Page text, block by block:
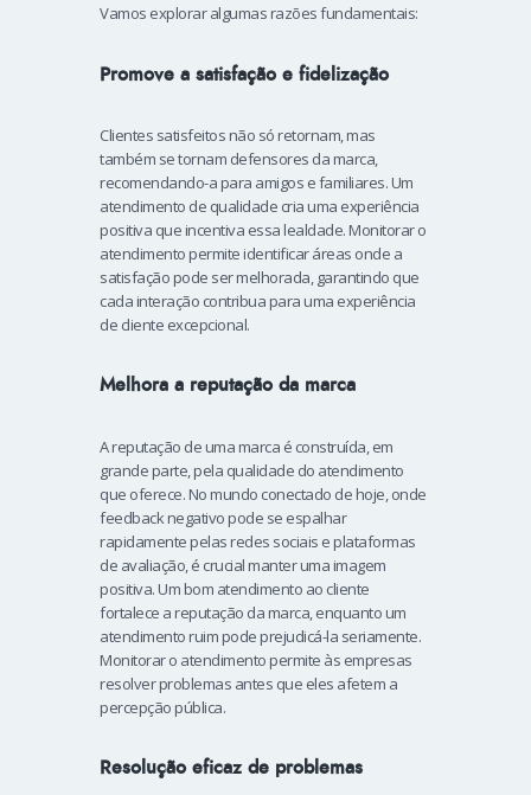
Vamos explorar algumas razões fundamentais:
Promove a satisfação e fidelização
Clientes satisfeitos não só retornam, mas
também se tornam defensores da marca,
recomendando-a para amigos e familiares. Um
atendimento de qualidade cria uma experiência
positiva que incentiva essa lealdade. Monitorar o
atendimento permite identificar áreas onde a
satisfação pode ser melhorada, garantindo que
cada interação contribua para uma experiência
de cliente excepcional.
Melhora a reputação da marca
A reputação de uma marca é construída, em
grande parte, pela qualidade do atendimento
que oferece. No mundo conectado de hoje, onde
feedback negativo pode se espalhar
rapidamente pelas redes sociais e plataformas
de avaliação, é crucial manter uma imagem
positiva. Um bom atendimento ao cliente
fortalece a reputação da marca, enquanto um
atendimento ruim pode prejudicá-la seriamente.
Monitorar o atendimento permite às empresas
resolver problemas antes que eles afetem a
percepção pública.
Resolução eficaz de problemas